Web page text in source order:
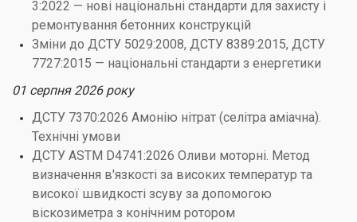
3:2022 — нові національні стандарти для захисту і
ремонтування бетонних конструкцій
Зміни до ДСТУ 5029:2008, ДСТУ 8389:2015, ДСТУ
7727:2015 — національні стандарти з енергетики
01 серпня 2026 року
ДСТУ 7370:2026 Амонію нітрат (селітра аміачна).
Технічні умови
ДСТУ ASTM D4741:2026 Оливи моторні. Метод
визначення в'язкості за високих температур та
високої швидкості зсуву за допомогою
віскозиметра з конічним ротором